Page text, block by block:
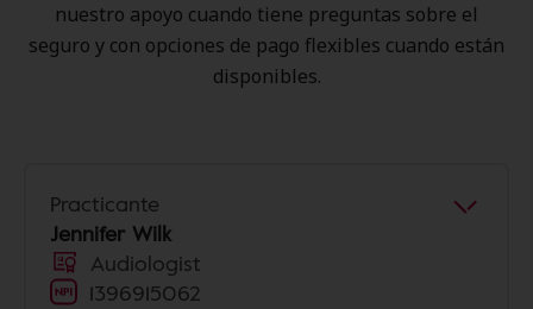
nuestro apoyo cuando tiene preguntas sobre el
seguro y con opciones de pago flexibles cuando están
disponibles.
Practicante
Jennifer Wilk
Audiologist
1396915062